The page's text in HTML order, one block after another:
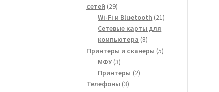
сетей 2929
товаров
Wi-Fi и Bluetooth 2121
Сетевые карты для
компьютера 88
товаров
Принтеры и сканеры 55
МФУ 33
товара
Принтеры 22
Телефоны 33